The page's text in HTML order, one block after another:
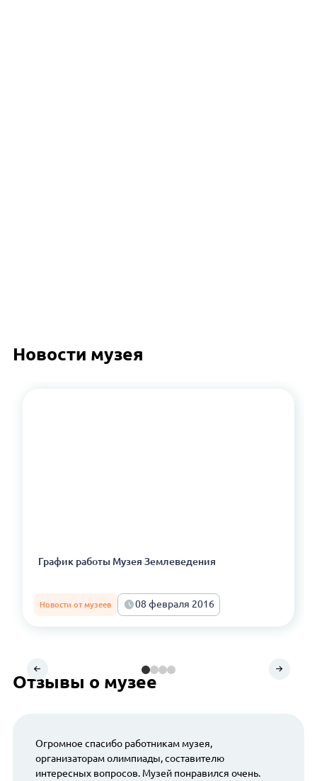
Новости музея
График работы Музея Землеведения
Новости от музеев 08 февраля 2016
Отзывы о музее
Огромное спасибо работникам музея,
организаторам олимпиады, составителю
интересных вопросов. Музей понравился очень.